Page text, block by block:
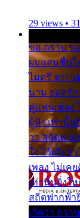
29 views •
ขอ กราบ ข
ผมแสนชื่นใ
ไมตรี จาก
นาม ยอดรัก
คู่แฟนเพลง
ผู้ฟัง เท่านั้น
วา สถิตฟา
ใจ ไว้เถิดว่
เพลง ไม่เค
เท่านั้นยิ่งใ
สถิตฟากฟ้า
เถิดว่า ตรา